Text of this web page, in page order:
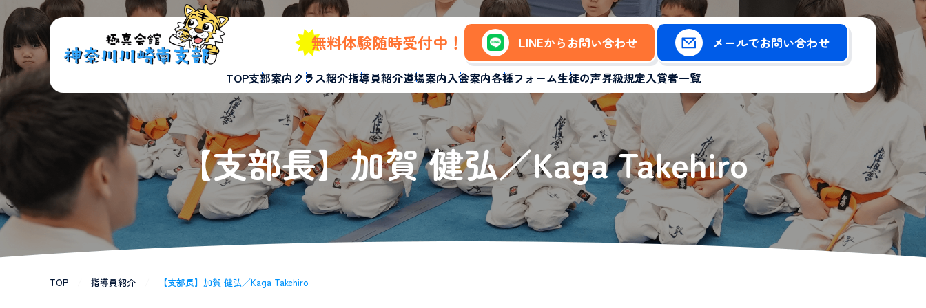
TOP支部案内クラス紹介指導員紹介道場案内入会案内各種フォーム生徒の声昇級規定入賞者一覧
無料体験随時受付中！ LINEからお問い合わせ メールでお問い合わせ
【支部長】加賀 健弘／Kaga Takehiro
TOP 指導員紹介 【支部長】加賀 健弘／Kaga Takehiro